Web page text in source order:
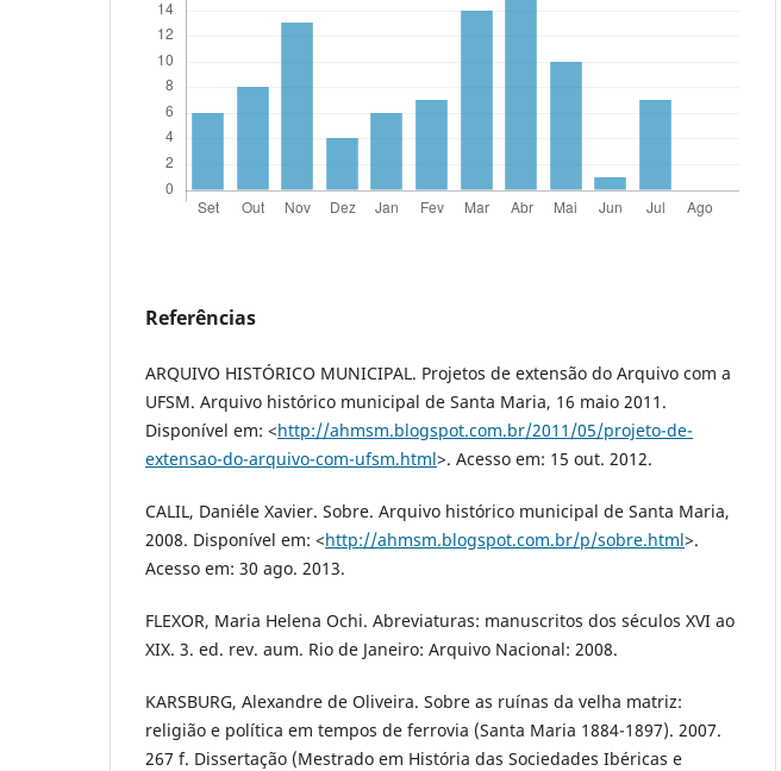
Referências
ARQUIVO HISTÓRICO MUNICIPAL. Projetos de extensão do Arquivo com a
UFSM. Arquivo histórico municipal de Santa Maria, 16 maio 2011.
Disponível em: <http://ahmsm.blogspot.com.br/2011/05/projeto-de-
extensao-do-arquivo-com-ufsm.html>. Acesso em: 15 out. 2012.
CALIL, Daniéle Xavier. Sobre. Arquivo histórico municipal de Santa Maria,
2008. Disponível em: <http://ahmsm.blogspot.com.br/p/sobre.html>.
Acesso em: 30 ago. 2013.
FLEXOR, Maria Helena Ochi. Abreviaturas: manuscritos dos séculos XVI ao
XIX. 3. ed. rev. aum. Rio de Janeiro: Arquivo Nacional: 2008.
KARSBURG, Alexandre de Oliveira. Sobre as ruínas da velha matriz:
religião e política em tempos de ferrovia (Santa Maria 1884-1897). 2007.
267 f. Dissertação (Mestrado em História das Sociedades Ibéricas e